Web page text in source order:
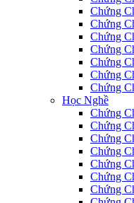
Chứng
Chứng
Chứng
Chứng
Chứng
Chứng
Chứng
Học Nghề
Chứng
Chứng
Chứng
Chứng
Chứng
Chứng
Chứng